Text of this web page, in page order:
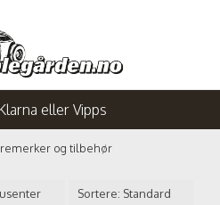
eller Vipps
og tilbehør